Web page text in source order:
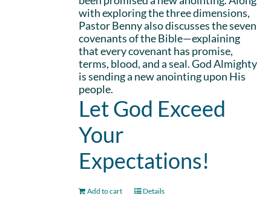
with exploring the three dimensions,
Pastor Benny also discusses the seven
covenants of the Bible—explaining
that every covenant has promise,
terms, blood, and a seal. God Almighty
is sending a new anointing upon His
people.
Let God Exceed
Your
Expectations!
Add to cart Details